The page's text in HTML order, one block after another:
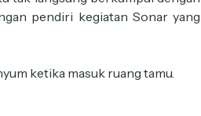
pendiri kegiatan Sonar yang
ketika masuk ruang tamu.